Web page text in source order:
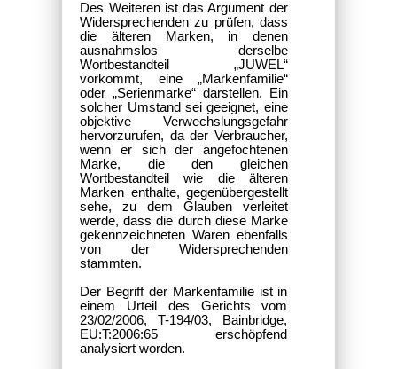
Des Weiteren ist das Argument der
Widersprechenden zu prüfen, dass
die älteren Marken, in denen
ausnahmslos derselbe
Wortbestandteil „JUWEL“
vorkommt, eine „Markenfamilie“
oder „Serienmarke“ darstellen. Ein
solcher Umstand sei geeignet, eine
objektive Verwechslungsgefahr
hervorzurufen, da der Verbraucher,
wenn er sich der angefochtenen
Marke, die den gleichen
Wortbestandteil wie die älteren
Marken enthalte, gegenübergestellt
sehe, zu dem Glauben verleitet
werde, dass die durch diese Marke
gekennzeichneten Waren ebenfalls
von der Widersprechenden
stammten.
Der Begriff der Markenfamilie ist in
einem Urteil des Gerichts vom
23/02/2006, T-194/03, Bainbridge,
EU:T:2006:65 erschöpfend
analysiert worden.